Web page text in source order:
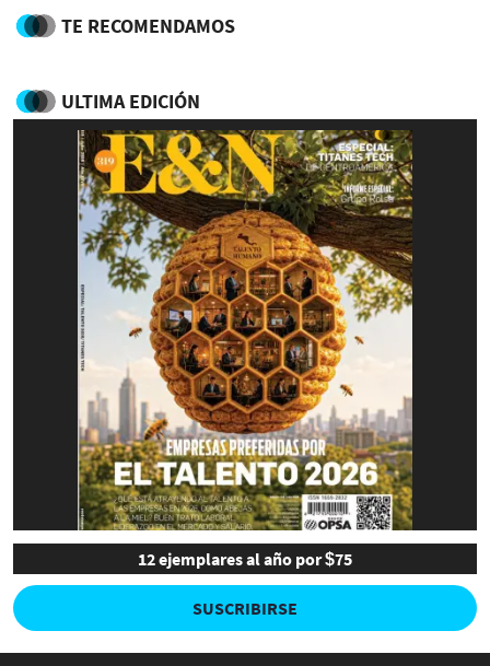
TE RECOMENDAMOS
ULTIMA EDICIÓN
12 ejemplares al año por $75
SUSCRIBIRSE